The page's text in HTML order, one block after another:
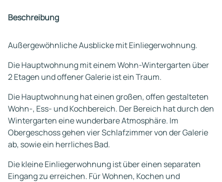
Beschreibung
Außergewöhnliche Ausblicke mit Einliegerwohnung.
Die Hauptwohnung mit einem Wohn-Wintergarten über
2 Etagen und offener Galerie ist ein Traum.
Die Hauptwohnung hat einen großen, offen gestalteten
Wohn-, Ess- und Kochbereich. Der Bereich hat durch den
Wintergarten eine wunderbare Atmosphäre. Im
Obergeschoss gehen vier Schlafzimmer von der Galerie
ab, sowie ein herrliches Bad.
Die kleine Einliegerwohnung ist über einen separaten
Eingang zu erreichen. Für Wohnen, Kochen und